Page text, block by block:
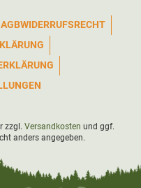
AGBWIDERRUFSRECHT
zzgl. Versandkosten und ggf.
anders angegeben.